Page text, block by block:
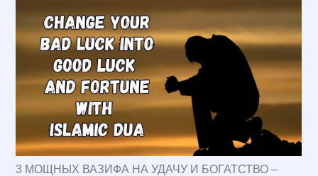
3 МОЩНЫХ ВАЗИФА НА УДАЧУ И БОГАТСТВО –